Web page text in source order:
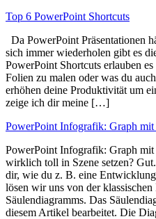
Top 6 PowerPoint Shortcuts
Da PowerPoint Präsentationen
sich immer wiederholen gibt es
PowerPoint Shortcuts erlauben
Folien zu malen oder was du
erhöhen deine Produktivität um
zeige ich dir meine […]
PowerPoint Infografik: Graph mit
PowerPoint Infografik: Graph
wirklich toll in Szene setzen?
dir, wie du z. B. eine
lösen wir uns von der klassischen
Säulendiagramms. Das
diesem Artikel bearbeitet. Die